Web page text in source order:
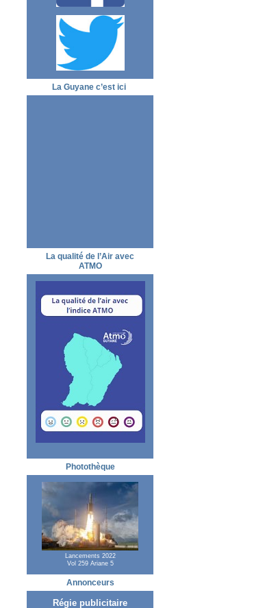
La Guyane c’est ici
La qualité de l’Air avec
ATMO
Photothèque
Lancements 2022
Vol 259 Ariane 5
Annonceurs
Régie publicitaire